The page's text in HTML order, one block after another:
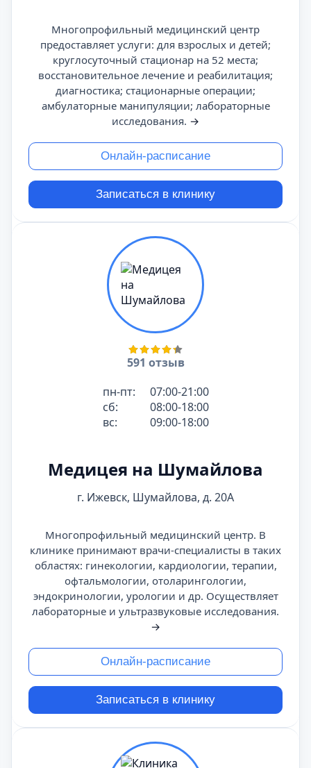
Многопрофильный медицинский центр
предоставляет услуги: для взрослых и детей;
круглосуточный стационар на 52 места;
восстановительное лечение и реабилитация;
диагностика; стационарные операции;
амбулаторные манипуляции; лабораторные
исследования. →
Онлайн-расписание
Записаться в клинику
591 отзыв
пн-пт:
07:00-21:00
сб:
08:00-18:00
вс:
09:00-18:00
Медицея на Шумайлова
г. Ижевск, Шумайлова, д. 20А
Многопрофильный медицинский центр. В
клинике принимают врачи-специалисты в таких
областях: гинекологии, кардиологии, терапии,
офтальмологии, отоларингологии,
эндокринологии, урологии и др. Осуществляет
лабораторные и ультразвуковые исследования.
→
Онлайн-расписание
Записаться в клинику